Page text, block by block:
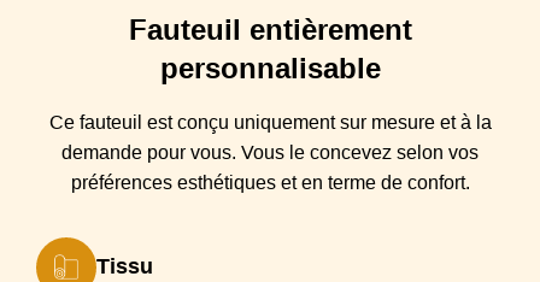
Structure enrobée de mousse polyuréthane et d'une sous-
housse en foamé agrafée
Suspensions suspension sangles élastiques
Coussin(s)
Assise
Fauteuil entièrement
personnalisable
Ce fauteuil est conçu uniquement sur mesure et à la
demande pour vous. Vous le concevez selon vos
préférences esthétiques et en terme de confort.
Tissu